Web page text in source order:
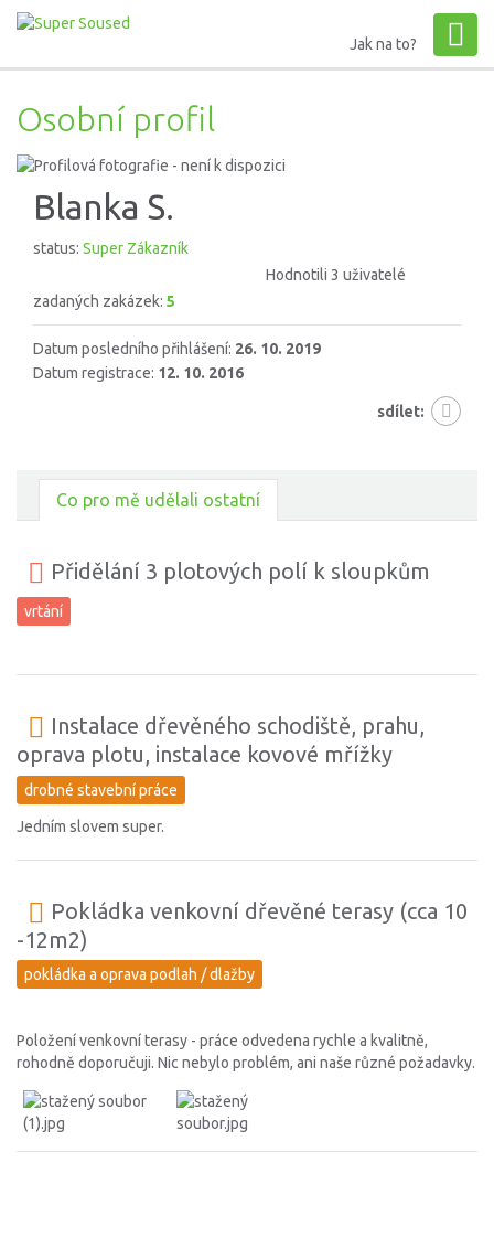
Jak na to?
Osobní profil
Blanka S.
status: Super Zákazník
Hodnotili 3 uživatelé
zadaných zakázek: 5
Datum posledního přihlášení: 26. 10. 2019
Datum registrace: 12. 10. 2016
sdílet:
Co pro mě udělali ostatní
Přidělání 3 plotových polí k sloupkům
vrtání
Instalace dřevěného schodiště, prahu,
oprava plotu, instalace kovové mřížky
drobné stavební práce
Jedním slovem super.
Pokládka venkovní dřevěné terasy (cca 10
-12m2)
pokládka a oprava podlah / dlažby
Položení venkovní terasy - práce odvedena rychle a kvalitně,
rohodně doporučuji. Nic nebylo problém, ani naše různé požadavky.